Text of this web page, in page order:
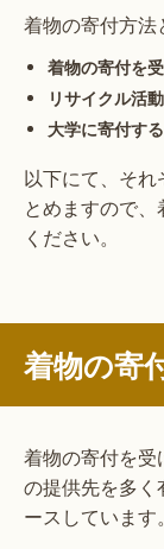
着物の寄付方法
着物の寄付を
リサイクル活
大学に寄付する
以下にて、それ
とめますので
ください。
着物の寄
着物の寄付を
の提供先を多
ースしています。